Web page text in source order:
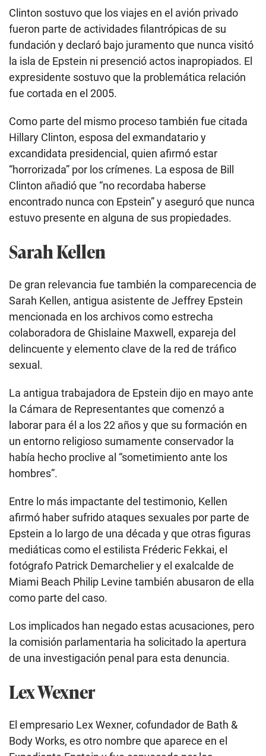
Clinton sostuvo que los viajes en el avión privado
fueron parte de actividades filantrópicas de su
fundación y declaró bajo juramento que nunca visitó
la isla de Epstein ni presenció actos inapropiados. El
expresidente sostuvo que la problemática relación
fue cortada en el 2005.
Como parte del mismo proceso también fue citada
Hillary Clinton, esposa del exmandatario y
excandidata presidencial, quien afirmó estar
“horrorizada” por los crímenes. La esposa de Bill
Clinton añadió que “no recordaba haberse
encontrado nunca con Epstein” y aseguró que nunca
estuvo presente en alguna de sus propiedades.
Sarah Kellen
De gran relevancia fue también la comparecencia de
Sarah Kellen, antigua asistente de Jeffrey Epstein
mencionada en los archivos como estrecha
colaboradora de Ghislaine Maxwell, expareja del
delincuente y elemento clave de la red de tráfico
sexual.
La antigua trabajadora de Epstein dijo en mayo ante
la Cámara de Representantes que comenzó a
laborar para él a los 22 años y que su formación en
un entorno religioso sumamente conservador la
había hecho proclive al “sometimiento ante los
hombres”.
Entre lo más impactante del testimonio, Kellen
afirmó haber sufrido ataques sexuales por parte de
Epstein a lo largo de una década y que otras figuras
mediáticas como el estilista Fréderic Fekkai, el
fotógrafo Patrick Demarchelier y el exalcalde de
Miami Beach Philip Levine también abusaron de ella
como parte del caso.
Los implicados han negado estas acusaciones, pero
la comisión parlamentaria ha solicitado la apertura
de una investigación penal para esta denuncia.
Lex Wexner
El empresario Lex Wexner, cofundador de Bath &
Body Works, es otro nombre que aparece en el